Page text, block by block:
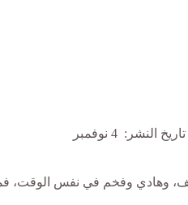
تاريخ النشر: 4 نوفمبر
وهادي وفخم في نفس